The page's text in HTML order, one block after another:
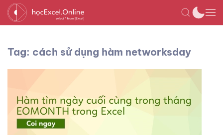
Tag: cách sử dụng hàm networksday